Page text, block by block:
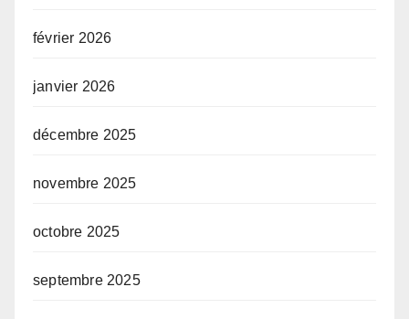
février 2026
janvier 2026
décembre 2025
novembre 2025
octobre 2025
septembre 2025